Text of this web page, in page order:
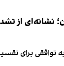
نشانه‌ای از
توافقی برای